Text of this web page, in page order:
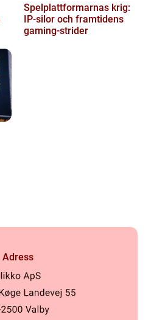
Spelplattformarnas krig:
IP‑silor och framtidens
gaming‑strider
Adress